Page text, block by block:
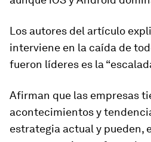
Los autores del artículo
interviene en la caída de
fueron líderes es la
Afirman que las empresas
acontecimientos y
estrategia actual y pueden,